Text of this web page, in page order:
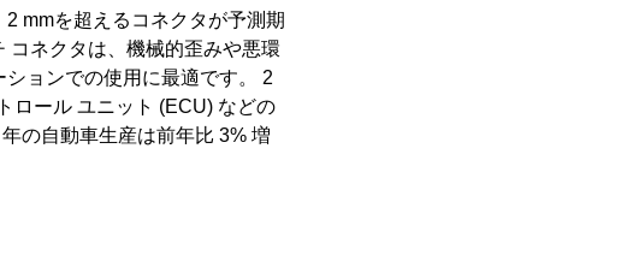
mmを超えるコネクタが予測期
コネクタは、機械的歪みや悪環
ョンでの使用に最適です。 2
ロール ユニット (ECU) などの
の自動車生産は前年比 3% 増